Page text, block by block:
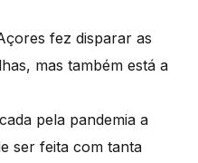
fez disparar as
mas também está a
pela pandemia a
ser feita com tanta